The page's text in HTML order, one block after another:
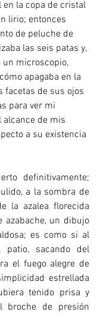
en la copa de cristal
lirio; entonces
de peluche de
las seis patas y,
un microscopio,
apagaba en la
facetas de sus ojos
para ver mi
alcance de mis
a su existencia
definitivamente;
a la sombra de
la azalea florecida
azabache, un dibujo
es como si al
sacando del
el fuego alegre de
estrellada
tenido prisa y
broche de presión